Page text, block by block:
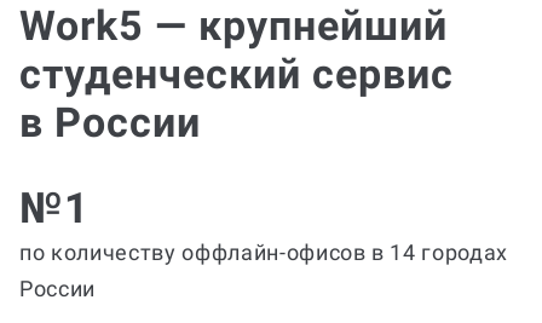
Work5 — крупнейший
студенческий сервис
в России
№1
по количеству оффлайн-офисов в 14 городах
России